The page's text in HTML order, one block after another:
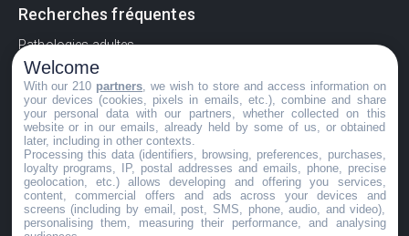
Recherches fréquentes
Pathologies adultes
Signes d'une urgence ophtalmologique
La vision
Acuité visuelle
Myosis / mydriase
Œdème oculaire
©GuideVue2024
Welcome
With our 210 partners , we wish to store and access information on
your devices (cookies, pixels in emails, etc.), combine and share
your personal data with our partners, whether collected on this
website or in our emails, already held by some of us, or obtained
later, including in other contexts.
Processing this data (identifiers, browsing, preferences, purchases,
loyalty programs, IP, postal addresses and emails, phone, precise
geolocation, etc.) allows developing and offering you services,
content, commercial offers and ads across your devices and
screens (including by email, post, SMS, phone, audio, and video),
personalising them, measuring their performance, and analysing